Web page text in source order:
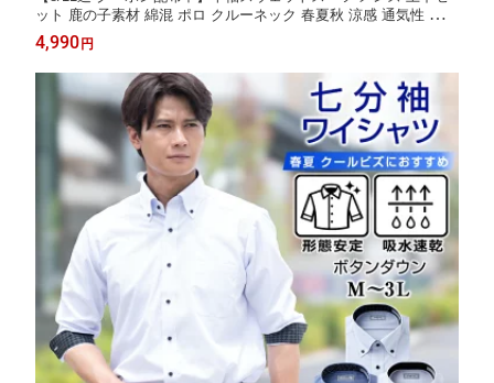
ット 鹿の子素材 綿混 ポロ クルーネック 春夏秋 涼感 通気性 軽量
ストレッチ ルームウェア 部屋着 ジャージ上下 ウォーキング 散歩
シニア ラッピング対応 父の日 敬老の日 シニアファッション
4,990円